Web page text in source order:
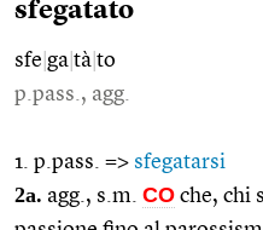
sfegatato
sfe ga tà to
p.pass., agg.
1. p.pass. => sfegatarsi
2a. agg., s.m. CO che, chi